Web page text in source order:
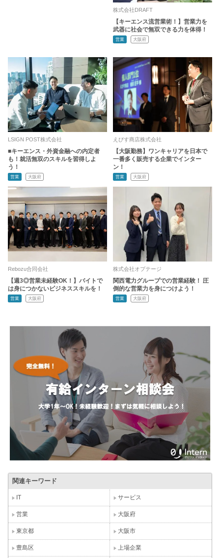
株式会社DRAFT
【キーエンス流営業術！】営業力を
武器に社会で無双できる力を体得！
営業 大阪府
LSIGN POST株式会社
■キーエンス・外資金融への内定者
も！就活無双のスキルを習得しよ
う！
営業 大阪府
えびす商店株式会社
【大阪勤務】ワンキャリアを日本で
一番多く販売する企業でインター
ン！
営業 大阪府
Rebozu合同会社
【週3◎営業未経験OK！】バイトで
は身につかないビジネススキルを！
営業 大阪府
株式会社オプテージ
関西電力グループでの営業経験！ 圧
倒的な営業力を身につけよう！
営業 大阪府
関連キーワード
IT サービス
営業 大阪府
東京都 大阪市
豊島区 上場企業